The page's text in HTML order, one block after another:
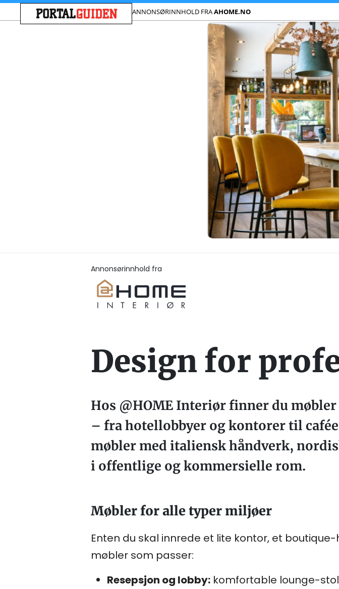
ANNONSØRINNHOLD FRAAHOME.NO
Annonsørinnhold fra
Design for
Hos @HOME Interiør finner du
– fra hotellobbyer og kontorer til
møbler med italiensk håndverk,
i offentlige og kommersielle rom.
Møbler for alle typer miljøer
Enten du skal innrede et lite kontor, et
møbler som passer:
Resepsjon og lobby: komfortable lounge-